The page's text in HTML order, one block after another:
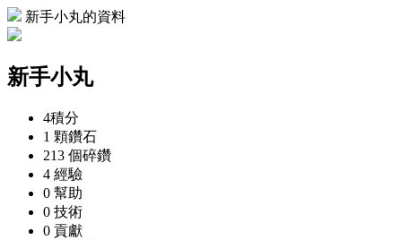
新手小丸的資料
新手小丸
4積分
1 顆鑽石
213 個碎鑽
4 經驗
0 幫助
0 技術
0 貢獻